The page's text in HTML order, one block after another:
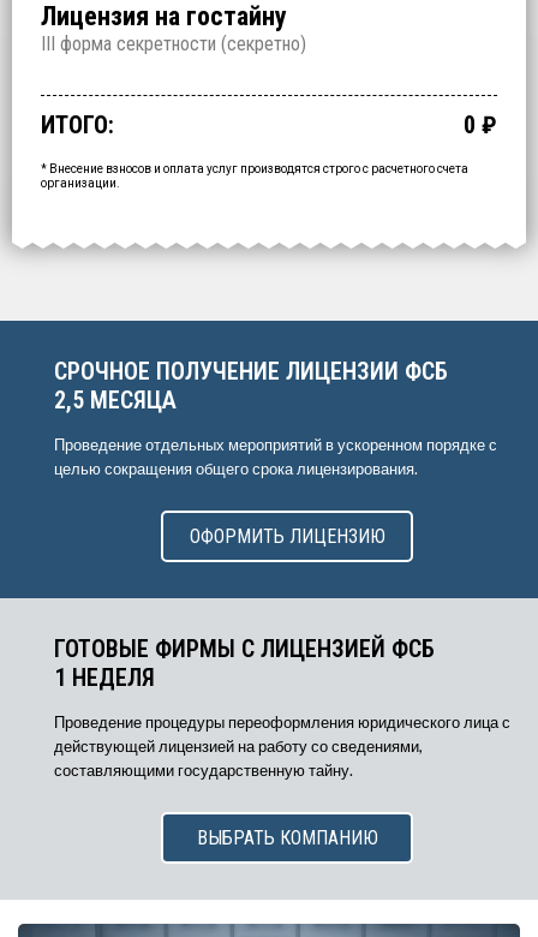
Лицензия на гостайну
III форма секретности (секретно)
Проверочные/Допуск
150 000 ₽
срок: 2.5 месяца
Подтверждение степени секретности 1 000 000 ₽
срок: 2 недели
Обучение 60 000 ₽
срок: 2 недели
Специальная экспертиза 200 000 ₽
срок: 2 недели
Лицензионное дело 250 000 ₽
срок: 2 месяца
Срочное получение 700 000 ₽
Промежуточный итог:
15000 ₽
Ваша персональна скидка
-15000
ИТОГО: 0 ₽
* Внесение взносов и оплата услуг производятся строго с расчетного счета
организации.
ОФОРМИТЬ ЗА 1 ДЕНЬ
СРОЧНОЕ ПОЛУЧЕНИЕ ЛИЦЕНЗИИ ФСБ
2,5 МЕСЯЦА
Проведение отдельных мероприятий в ускоренном порядке с
целью сокращения общего срока лицензирования.
ОФОРМИТЬ ЛИЦЕНЗИЮ
ГОТОВЫЕ ФИРМЫ С ЛИЦЕНЗИЕЙ ФСБ
1 НЕДЕЛЯ
Проведение процедуры переоформления юридического лица с
действующей лицензией на работу со сведениями,
составляющими государственную тайну.
ВЫБРАТЬ КОМПАНИЮ